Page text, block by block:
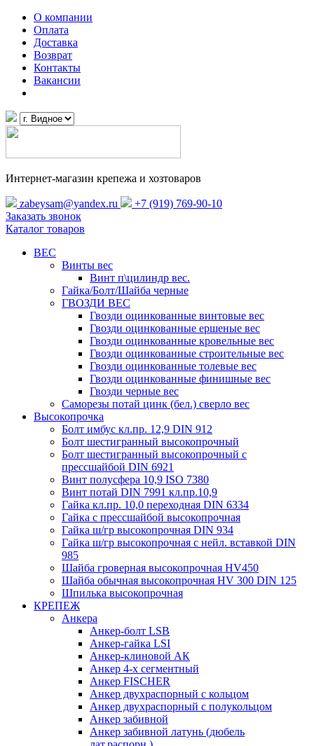
О компании
Оплата
Доставка
Возврат
Контакты
Вакансии
Интернет-магазин крепежа и хозтоваров
zabeysam@yandex.ru
+7 (919) 769-90-10
Заказать звонок
Каталог товаров
ВЕС
Винты вес
Винт п\цилиндр вес.
Гайка/Болт/Шайба черные
ГВОЗДИ ВЕС
Гвозди оцинкованные винтовые вес
Гвозди оцинкованные ершеные вес
Гвозди оцинкованные кровельные вес
Гвозди оцинкованные строительные вес
Гвозди оцинкованные толевые вес
Гвозди оцинкованные финишные вес
Гвозди черные вес
Саморезы потай цинк (бел.) сверло вес
Высокопрочка
Болт имбус кл.пр. 12,9 DIN 912
Болт шестигранный высокопрочный
Болт шестигранный высокопрочный с
прессшайбой DIN 6921
Винт полусфера 10,9 ISO 7380
Винт потай DIN 7991 кл.пр.10,9
Гайка кл.пр. 10,0 переходная DIN 6334
Гайка с прессшайбой высокопрочная
Гайка ш/гр высокопрочная DIN 934
Гайка ш/гр высокопрочная с нейл. вставкой DIN
985
Шайба гроверная высокопрочная HV450
Шайба обычная высокопрочная HV 300 DIN 125
Шпилька высокопрочная
КРЕПЕЖ
Анкера
Анкер-болт LSB
Анкер-гайка LSI
Анкер-клиновой АК
Анкер 4-х сегментный
Анкер FISCHER
Анкер двухраспорный с кольцом
Анкер двухраспорный с полукольцом
Анкер забивной
Анкер забивной латунь (дюбель